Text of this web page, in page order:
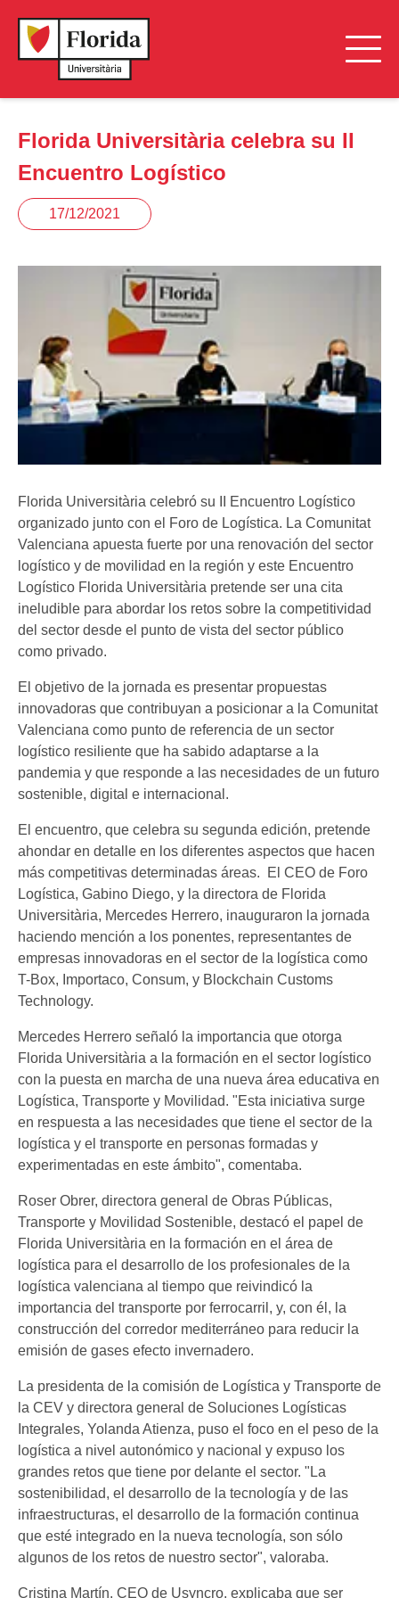
Florida Universitària celebra su II
Encuentro Logístico
17/12/2021
Florida Universitària celebró su II Encuentro Logístico
organizado junto con el Foro de Logística. La Comunitat
Valenciana apuesta fuerte por una renovación del sector
logístico y de movilidad en la región y este Encuentro
Logístico Florida Universitària pretende ser una cita
ineludible para abordar los retos sobre la competitividad
del sector desde el punto de vista del sector público
como privado.
El objetivo de la jornada es presentar propuestas
innovadoras que contribuyan a posicionar a la Comunitat
Valenciana como punto de referencia de un sector
logístico resiliente que ha sabido adaptarse a la
pandemia y que responde a las necesidades de un futuro
sostenible, digital e internacional.
El encuentro, que celebra su segunda edición, pretende
ahondar en detalle en los diferentes aspectos que hacen
más competitivas determinadas áreas. El CEO de Foro
Logística, Gabino Diego, y la directora de Florida
Universitària, Mercedes Herrero, inauguraron la jornada
haciendo mención a los ponentes, representantes de
empresas innovadoras en el sector de la logística como
T-Box, Importaco, Consum, y Blockchain Customs
Technology.
Mercedes Herrero señaló la importancia que otorga
Florida Universitària a la formación en el sector logístico
con la puesta en marcha de una nueva área educativa en
Logística, Transporte y Movilidad. "Esta iniciativa surge
en respuesta a las necesidades que tiene el sector de la
logística y el transporte en personas formadas y
experimentadas en este ámbito", comentaba.
Roser Obrer, directora general de Obras Públicas,
Transporte y Movilidad Sostenible, destacó el papel de
Florida Universitària en la formación en el área de
logística para el desarrollo de los profesionales de la
logística valenciana al tiempo que reivindicó la
importancia del transporte por ferrocarril, y, con él, la
construcción del corredor mediterráneo para reducir la
emisión de gases efecto invernadero.
La presidenta de la comisión de Logística y Transporte de
la CEV y directora general de Soluciones Logísticas
Integrales, Yolanda Atienza, puso el foco en el peso de la
logística a nivel autonómico y nacional y expuso los
grandes retos que tiene por delante el sector. "La
sostenibilidad, el desarrollo de la tecnología y de las
infraestructuras, el desarrollo de la formación continua
que esté integrado en la nueva tecnología, son sólo
algunos de los retos de nuestro sector", valoraba.
Cristina Martín, CEO de Usyncro, explicaba que ser